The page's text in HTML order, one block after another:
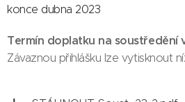
konce dubna 2023
Termín doplatku na soustředění
Závaznou přihlášku lze vytisknout